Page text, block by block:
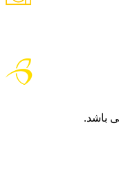
باشد.